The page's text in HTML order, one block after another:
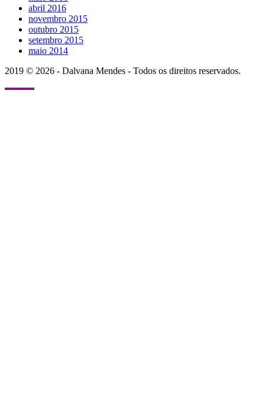
abril 2016
novembro 2015
outubro 2015
setembro 2015
maio 2014
2019 © 2026 - Dalvana Mendes - Todos os direitos reservados.